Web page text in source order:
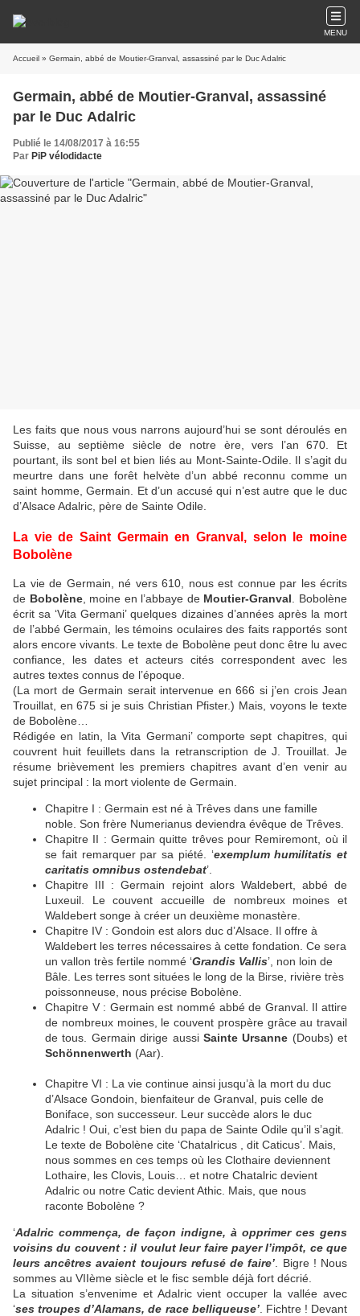
MENU
Accueil » Germain, abbé de Moutier-Granval, assassiné par le Duc Adalric
Germain, abbé de Moutier-Granval, assassiné
par le Duc Adalric
Publié le 14/08/2017 à 16:55
Par PiP vélodidacte
Les faits que nous vous narrons aujourd’hui se sont déroulés en
Suisse, au septième siècle de notre ère, vers l’an 670. Et
pourtant, ils sont bel et bien liés au Mont-Sainte-Odile. Il s’agit du
meurtre dans une forêt helvète d’un abbé reconnu comme un
saint homme, Germain. Et d’un accusé qui n’est autre que le duc
d’Alsace Adalric, père de Sainte Odile.
La vie de Saint Germain en Granval, selon le moine
Bobolène
La vie de Germain, né vers 610, nous est connue par les écrits
de Bobolène, moine en l’abbaye de Moutier-Granval . Bobolène
écrit sa ‘Vita Germani’ quelques dizaines d’années après la mort
de l’abbé Germain, les témoins oculaires des faits rapportés sont
alors encore vivants. Le texte de Bobolène peut donc être lu avec
confiance, les dates et acteurs cités correspondent avec les
autres textes connus de l’époque.
(La mort de Germain serait intervenue en 666 si j’en crois Jean
Trouillat, en 675 si je suis Christian Pfister.) Mais, voyons le texte
de Bobolène…
Rédigée en latin, la Vita Germani’ comporte sept chapitres, qui
couvrent huit feuillets dans la retranscription de J. Trouillat. Je
résume brièvement les premiers chapitres avant d’en venir au
sujet principal : la mort violente de Germain.
Chapitre I : Germain est né à Trêves dans une famille
noble. Son frère Numerianus deviendra évêque de Trêves.
Chapitre II : Germain quitte trêves pour Remiremont, où il
se fait remarquer par sa piété. ‘exemplum humilitatis et
caritatis omnibus ostendebat’.
Chapitre III : Germain rejoint alors Waldebert, abbé de
Luxeuil. Le couvent accueille de nombreux moines et
Waldebert songe à créer un deuxième monastère.
Chapitre IV : Gondoin est alors duc d’Alsace. Il offre à
Waldebert les terres nécessaires à cette fondation. Ce sera
un vallon très fertile nommé ‘Grandis Vallis’, non loin de
Bâle. Les terres sont situées le long de la Birse, rivière très
poissonneuse, nous précise Bobolène.
Chapitre V : Germain est nommé abbé de Granval. Il attire
de nombreux moines, le couvent prospère grâce au travail
de tous. Germain dirige aussi Sainte Ursanne (Doubs) et
Schönnenwerth (Aar).
Chapitre VI : La vie continue ainsi jusqu’à la mort du duc
d’Alsace Gondoin, bienfaiteur de Granval, puis celle de
Boniface, son successeur. Leur succède alors le duc
Adalric ! Oui, c’est bien du papa de Sainte Odile qu’il s’agit.
Le texte de Bobolène cite ‘Chatalricus , dit Caticus’. Mais,
nous sommes en ces temps où les Clothaire deviennent
Lothaire, les Clovis, Louis… et notre Chatalric devient
Adalric ou notre Catic devient Athic. Mais, que nous
raconte Bobolène ?
‘Adalric commença, de façon indigne, à opprimer ces gens
voisins du couvent : il voulut leur faire payer l’impôt, ce que
leurs ancêtres avaient toujours refusé de faire’ . Bigre ! Nous
sommes au VIIème siècle et le fisc semble déjà fort décrié.
La situation s’envenime et Adalric vient occuper la vallée avec
‘ses troupes d’Alamans, de race belliqueuse’. Fichtre ! Devant